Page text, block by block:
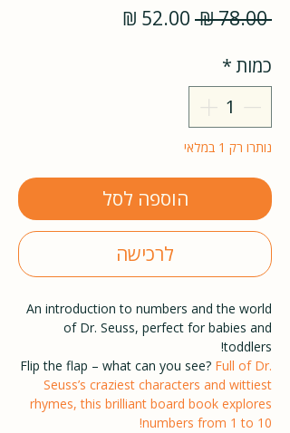
‏78.00 ‏₪
מחיר
כמות*
נותרו רק 1 במלאי
הוספה לסל
לרכישה
An introduction to numbers and the world
of Dr. Seuss, perfect for babies and
toddlers!
Flip the flap – what can you see? Full of Dr.
Seuss’s craziest characters and wittiest
rhymes, this brilliant board book explores
numbers from 1 to 10!